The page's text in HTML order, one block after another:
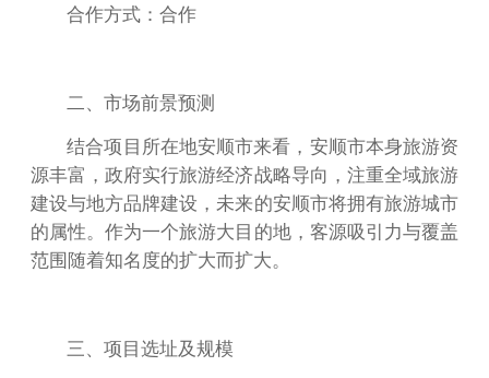
合作方式：合作
二、市场前景预测
结合项目所在地安顺市来看，安顺市本身旅游资
源丰富，政府实行旅游经济战略导向，注重全域旅游
建设与地方品牌建设，未来的安顺市将拥有旅游城市
的属性。作为一个旅游大目的地，客源吸引力与覆盖
范围随着知名度的扩大而扩大。
三、项目选址及规模